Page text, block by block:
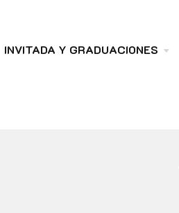
INVITADA Y GRADUACIONES